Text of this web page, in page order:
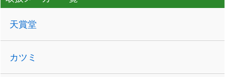
天賞堂
カツミ